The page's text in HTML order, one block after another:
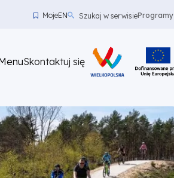
MojeEN
top
left
Szukaj w serwisieProgramy
Skontaktuj
Skontaktuj się